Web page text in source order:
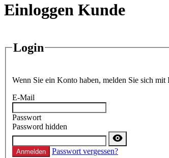
Einloggen Kunde
Login
Wenn Sie ein Konto haben, melden Sie sich
E-Mail
Passwort
Password hidden
Anmelden Passwort vergessen?